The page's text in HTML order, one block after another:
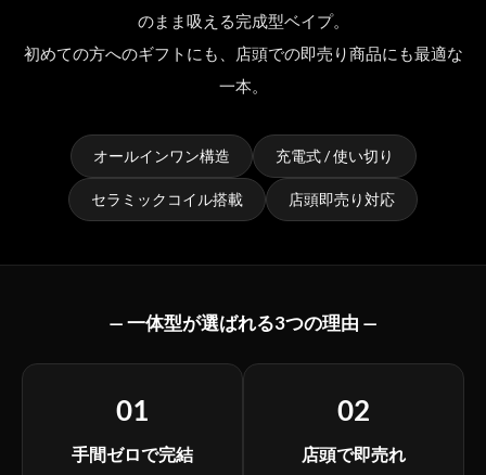
のまま吸える完成型ベイプ。
初めての方へのギフトにも、店頭での即売り商品にも最適な
一本。
オールインワン構造 充電式 / 使い切り
セラミックコイル搭載 店頭即売り対応
— 一体型が選ばれる3つの理由 —
01
手間ゼロで完結
02
店頭で即売れ